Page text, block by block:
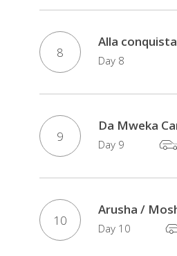
8
Alla
Day 8
9
Da Mweka
Day 9
10
Arusha /
Day 10